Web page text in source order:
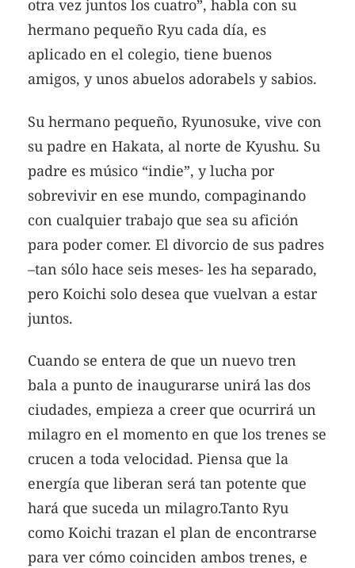
otra vez juntos los cuatro”, habla con su
hermano pequeño Ryu cada día, es
aplicado en el colegio, tiene buenos
amigos, y unos abuelos adorabels y sabios.
Su hermano pequeño, Ryunosuke, vive con
su padre en Hakata, al norte de Kyushu. Su
padre es músico “indie”, y lucha por
sobrevivir en ese mundo, compaginando
con cualquier trabajo que sea su afición
para poder comer. El divorcio de sus padres
–tan sólo hace seis meses- les ha separado,
pero Koichi solo desea que vuelvan a estar
juntos.
Cuando se entera de que un nuevo tren
bala a punto de inaugurarse unirá las dos
ciudades, empieza a creer que ocurrirá un
milagro en el momento en que los trenes se
crucen a toda velocidad. Piensa que la
energía que liberan será tan potente que
hará que suceda un milagro.Tanto Ryu
como Koichi trazan el plan de encontrarse
para ver cómo coinciden ambos trenes, e